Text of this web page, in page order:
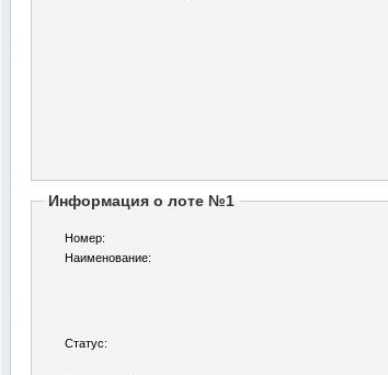
Информация о лоте №1
Номер:
Наименование:
Статус: